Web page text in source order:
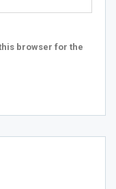
browser for the